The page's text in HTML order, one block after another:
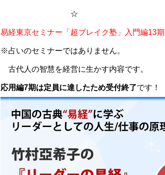
☆
易経東京セミナー「超ブレイク塾」入門編13
※占いのセミナーではありません。
古代人の智慧を経営に生かす内容です。
応用編7期は定員に達したため受付終了です！